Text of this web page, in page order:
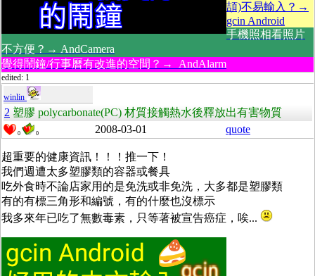
頡)不易輸入？→
gcin Android
手機照相看照片
不方便？→ AndCamera
覺得鬧鐘/行事曆有改進的空間？→ AndAlarm
edited: 1
winlin
2 塑膠 polycarbonate(PC) 材質接觸熱水後釋放出有害物質
0 0 2008-03-01 quote
超重要的健康資訊！！！推一下！
我們週遭太多塑膠類的容器或餐具
吃外食時不論店家用的是免洗或非免洗，大多都是塑膠類
有的有標三角形和編號，有的什麼也沒標示
我多來年已吃了無數毒素，只等著被宣告癌症，唉...